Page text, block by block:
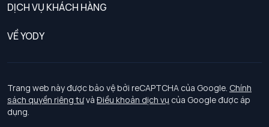
DỊCH VỤ KHÁCH HÀNG
Chính sách khách hàng thân thiết
Chính sách bảo vệ dữ liệu cá nhân
Chính sách thanh toán, giao nhận
VỀ YODY
Tuyển dụng
Trang web này được bảo vệ bởi reCAPTCHA của Google. Chính
sách quyền riêng tưvà Điều khoản dịch vụ của Google được áp
dụng.